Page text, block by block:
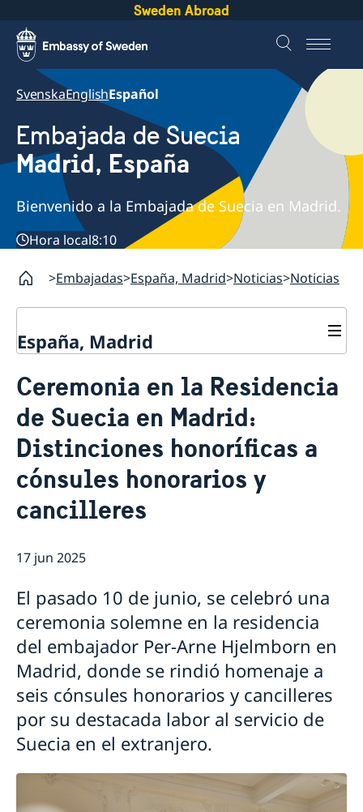
Sweden Abroad
SvenskaEnglishEspañol
Embajada de Suecia
Madrid, España
Bienvenido a la Embajada de Suecia en Madrid.
Hora local8:10
Embajadas España, Madrid Noticias Noticias
España, Madrid
Sobre nosotros
Personal en la embajada
Reglamento General de Protección de Datos (RGPD)
Solicitud de acceso a documentos públicos
Noticias
Noticias
Prioridades en la promoción cultural y comercial
Ceremonia en la Residencia
de Suecia en Madrid:
Distinciones honoríficas a
cónsules honorarios y
cancilleres
17 jun 2025
El pasado 10 de junio, se celebró una
ceremonia solemne en la residencia
del embajador Per-Arne Hjelmborn en
Madrid, donde se rindió homenaje a
seis cónsules honorarios y cancilleres
por su destacada labor al servicio de
Suecia en el extranjero.